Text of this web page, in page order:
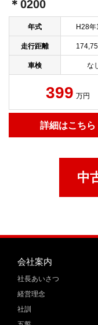
＊0200
年式 H28年
走行距離
車検 な
399 万円
詳細はこちら
中
会社案内
社長あいさつ
経営理念
社訓